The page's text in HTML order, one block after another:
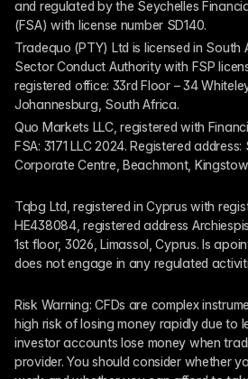
and regulated by the Seychelles
(FSA) with license number SD140.
Tradequo (PTY) Ltd is licensed in South
Sector Conduct Authority with FSP
registered office: 33rd Floor – 34
Johannesburg, South Africa.
Quo Markets LLC, registered with
FSA: 3171 LLC 2024. Registered
Corporate Centre, Beachmont,
Tqbg Ltd, registered in Cyprus with
HE438084, registered address
1st floor, 3026, Limassol, Cyprus. Is
does not engage in any regulated
Risk Warning: CFDs are complex
high risk of losing money rapidly due to
investor accounts lose money when
provider. You should consider whether